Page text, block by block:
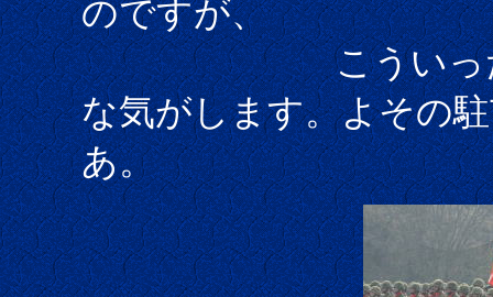
のですが、
こういった事か
な気がします。よその
あ。